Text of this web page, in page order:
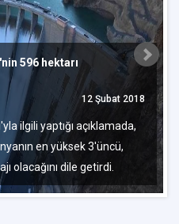
596 hektarı
12 Şubat 2018
ilgili yaptığı açıklamada,
en yüksek 3'üncü,
olacağını dile getirdi.